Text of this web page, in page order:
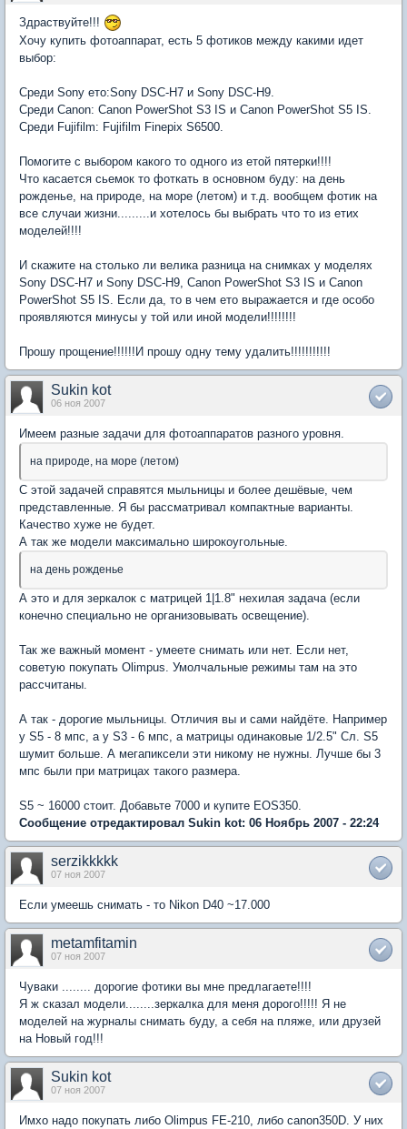
Здраствуйте!!!
Хочу купить фотоаппарат, есть 5 фотиков между какими идет
выбор:
Среди Sony ето:Sony DSC-H7 и Sony DSC-H9.
Среди Canon: Canon PowerShot S3 IS и Canon PowerShot S5 IS.
Среди Fujifilm: Fujifilm Finepix S6500.
Помогите с выбором какого то одного из етой пятерки!!!!
Что касается сьемок то фоткать в основном буду: на день
рожденье, на природе, на море (летом) и т.д. вообщем фотик на
все случаи жизни.........и хотелось бы выбрать что то из етих
моделей!!!!
И скажите на столько ли велика разница на снимках у моделях
Sony DSC-H7 и Sony DSC-H9, Canon PowerShot S3 IS и Canon
PowerShot S5 IS. Если да, то в чем ето выражается и где особо
проявляются минусы у той или иной модели!!!!!!!!
Прошу прощение!!!!!!И прошу одну тему удалить!!!!!!!!!!!
Sukin kot
06 ноя 2007
Имеем разные задачи для фотоаппаратов разного уровня.
на природе, на море (летом)
С этой задачей справятся мыльницы и более дешёвые, чем
представленные. Я бы рассматривал компактные варианты.
Качество хуже не будет.
А так же модели максимально широкоугольные.
на день рожденье
А это и для зеркалок с матрицей 1|1.8" нехилая задача (если
конечно специально не организовывать освещение).
Так же важный момент - умеете снимать или нет. Если нет,
советую покупать Olimpus. Умолчальные режимы там на это
рассчитаны.
А так - дорогие мыльницы. Отличия вы и сами найдёте. Например
у S5 - 8 мпс, а у S3 - 6 мпс, а матрицы одинаковые 1/2.5" Сл. S5
шумит больше. А мегапиксели эти никому не нужны. Лучше бы 3
мпс были при матрицах такого размера.
S5 ~ 16000 стоит. Добавьте 7000 и купите EOS350.
Сообщение отредактировал Sukin kot: 06 Ноябрь 2007 - 22:24
serzikkkkk
07 ноя 2007
Если умеешь снимать - то Nikon D40 ~17.000
metamfitamin
07 ноя 2007
Чуваки ........ дорогие фотики вы мне предлагаете!!!!
Я ж сказал модели........зеркалка для меня дорого!!!!! Я не
моделей на журналы снимать буду, а себя на пляже, или друзей
на Новый год!!!
Sukin kot
07 ноя 2007
Имхо надо покупать либо Olimpus FE-210, либо canon350D. У них